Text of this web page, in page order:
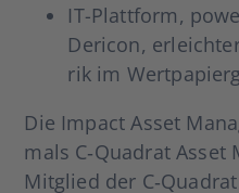
IT-Plat­t­­form,
Der­icon,
rik im
Die Impact Asset
mals C‑Quadrat
Mit­glied der